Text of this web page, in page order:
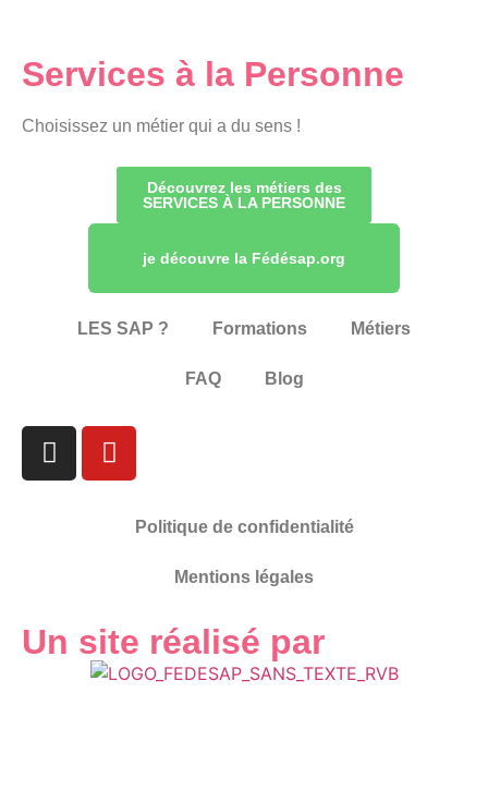
Services à la Personne
Choisissez un métier qui a du sens !
Découvrez les métiers des
SERVICES À LA PERSONNE
je découvre la Fédésap.org
LES SAP ? Formations Métiers
FAQ Blog
Politique de confidentialité
Mentions légales
Un site réalisé par